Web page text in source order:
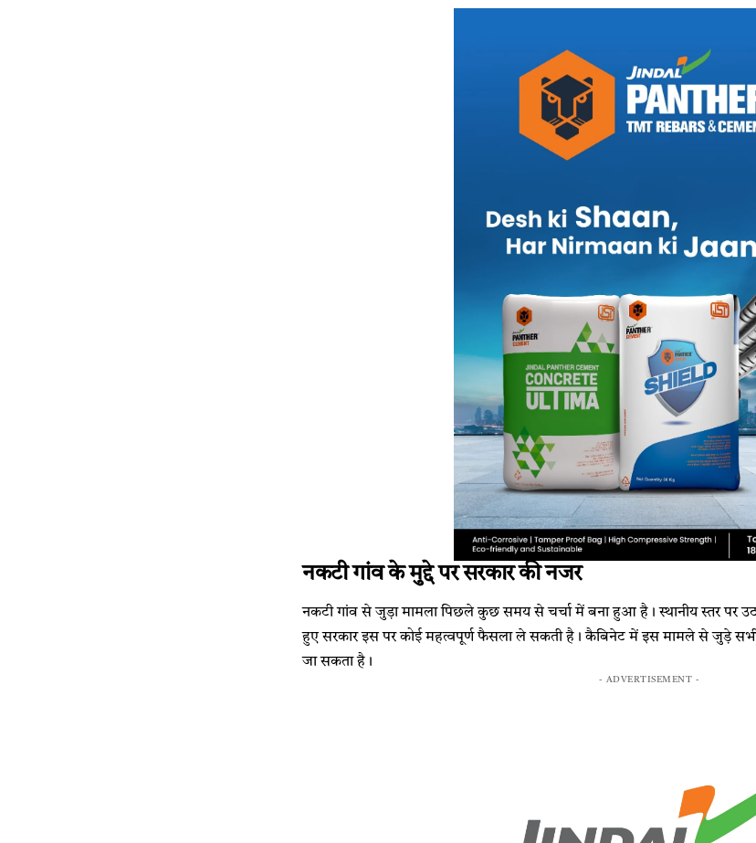
नकटी गांव के मुद्दे पर सरकार की नजर
नकटी गांव से जुड़ा मामला पिछले कुछ समय से चर्चा में बना हुआ है। स्थानीय स्तर पर
हुए सरकार इस पर कोई महत्वपूर्ण फैसला ले सकती है। कैबिनेट में इस मामले से जुड़े सभी
जा सकता है।
- ADVERTISEMENT -